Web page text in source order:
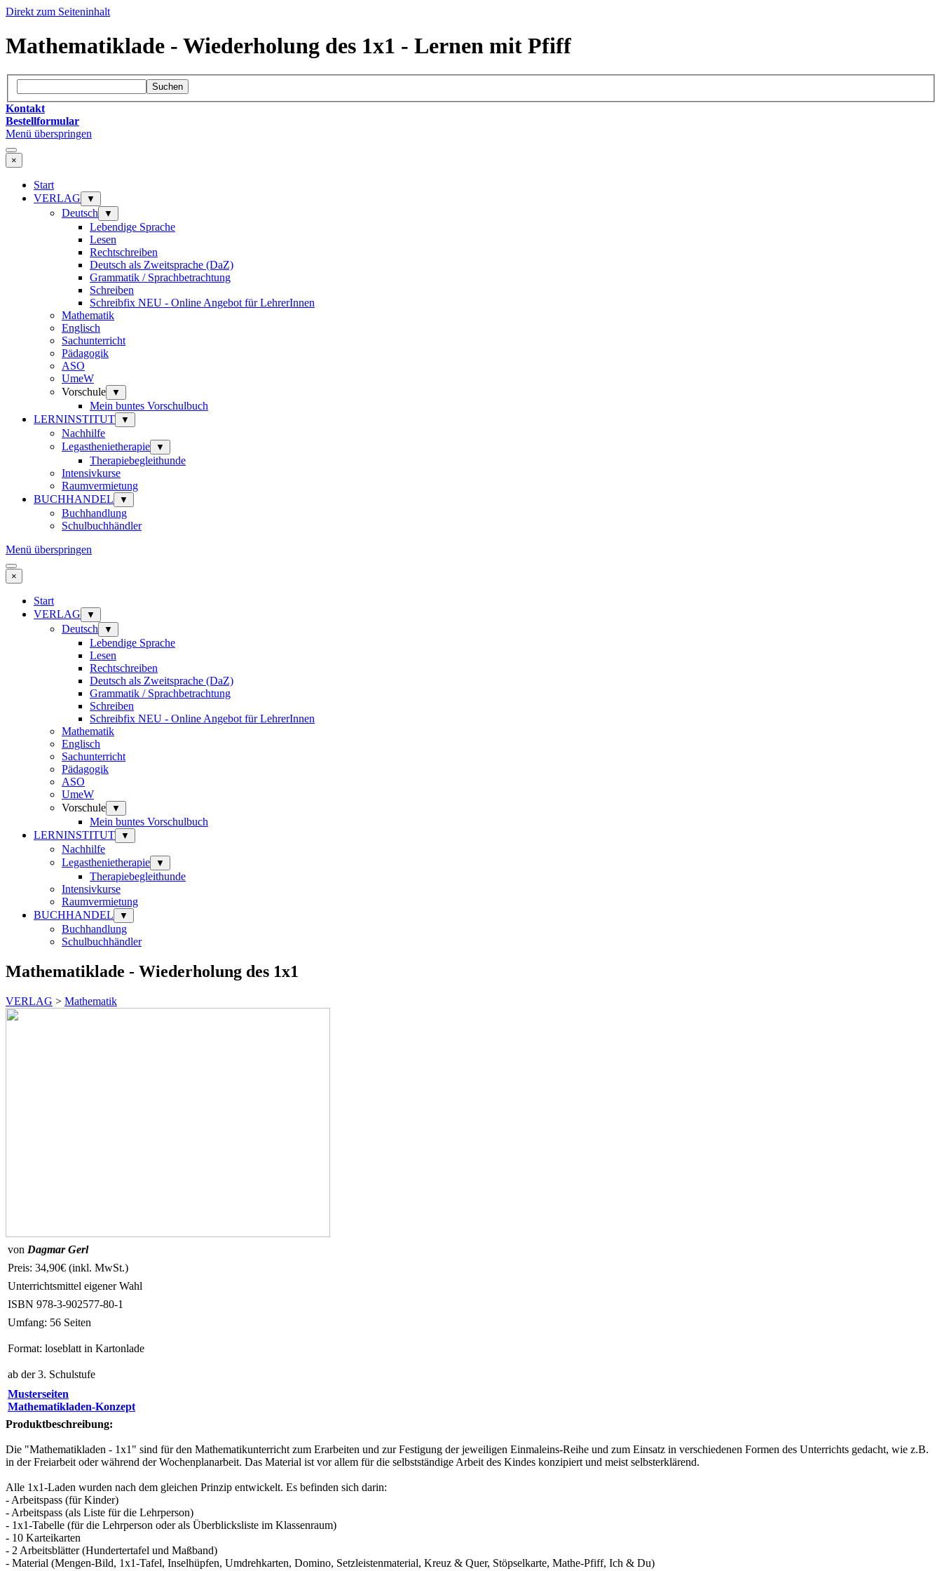
Direkt zum Seiteninhalt
Mathematiklade - Wiederholung des 1x1 - Lernen mit Pfiff
Suchen
Kontakt
Bestellformular
Menü überspringen
×
Start
VERLAG
▼
Deutsch ▼
Lebendige Sprache
Lesen
Rechtschreiben
Deutsch als Zweitsprache (DaZ)
Grammatik / Sprachbetrachtung
Schreiben
Schreibfix NEU - Online Angebot für LehrerInnen
Mathematik
Englisch
Sachunterricht
Pädagogik
ASO
UmeW
Vorschule
▼
Mein buntes Vorschulbuch
LERNINSTITUT
▼
Nachhilfe
Legasthenietherapie
▼
Therapiebegleithunde
Intensivkurse
Raumvermietung
BUCHHANDEL
▼
Buchhandlung
Schulbuchhändler
Menü überspringen
×
Start
VERLAG
▼
Deutsch ▼
Lebendige Sprache
Lesen
Rechtschreiben
Deutsch als Zweitsprache (DaZ)
Grammatik / Sprachbetrachtung
Schreiben
Schreibfix NEU - Online Angebot für LehrerInnen
Mathematik
Englisch
Sachunterricht
Pädagogik
ASO
UmeW
Vorschule
▼
Mein buntes Vorschulbuch
LERNINSTITUT
▼
Nachhilfe
Legasthenietherapie
▼
Therapiebegleithunde
Intensivkurse
Raumvermietung
BUCHHANDEL
▼
Buchhandlung
Schulbuchhändler
Mathematiklade - Wiederholung des 1x1
VERLAG > Mathematik
von Dagmar Gerl
Preis: 34,90€ (inkl. MwSt.)
Unterrichtsmittel eigener Wahl
ISBN 978-3-902577-80-1
Umfang: 56 Seiten
Format: loseblatt in Kartonlade
ab der 3. Schulstufe
Musterseiten
Mathematikladen-Konzept
Produktbeschreibung:
Die "Mathematikladen - 1x1" sind für den Mathematikunterricht zum Erarbeiten und zur Festigung der jeweiligen Einmaleins-Reihe und zum Einsatz in verschiedenen Formen des Unterrichts gedacht, wie z.B.
in der Freiarbeit oder während der Wochenplanarbeit. Das Material ist vor allem für die selbstständige Arbeit des Kindes konzipiert und meist selbsterklärend.
Alle 1x1-Laden wurden nach dem gleichen Prinzip entwickelt. Es befinden sich darin:
- Arbeitspass (für Kinder)
- Arbeitspass (als Liste für die Lehrperson)
- 1x1-Tabelle (für die Lehrperson oder als Überblicksliste im Klassenraum)
- 10 Karteikarten
- 2 Arbeitsblätter (Hundertertafel und Maßband)
- Material (Mengen-Bild, 1x1-Tafel, Inselhüpfen, Umdrehkarten, Domino, Setzleistenmaterial, Kreuz & Quer, Stöpselkarte, Mathe-Pfiff, Ich & Du)